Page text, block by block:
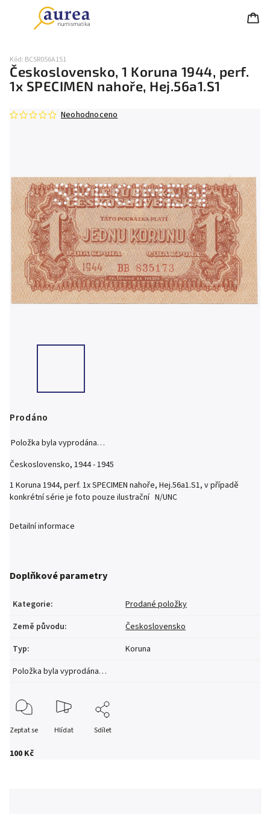
Československo, 1 Koruna 1944, perf.
1x SPECIMEN nahoře, Hej.56a1.S1
Kód: BCSR056A1S1
Neohodnoceno
100 Kč
Prodáno
Položka byla vyprodána…
Československo, 1944 - 1945
1 Koruna 1944, perf. 1x SPECIMEN nahoře, Hej.56a1.S1, v případě
konkrétní série je foto pouze ilustrační N/UNC
Detailní informace
Doplňkové parametry
Kategorie:
Prodané položky
Země původu:
Československo
Typ:
Koruna
Položka byla vyprodána…
Zeptat se Hlídat Sdílet